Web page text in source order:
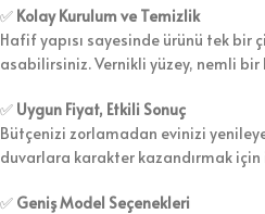
✅ Kolay Kurulum ve Temizlik
Hafif yapısı sayesinde ürünü tek bir
asabilirsiniz. Vernikli yüzey, nemli
✅ Uygun Fiyat, Etkili Sonuç
Bütçenizi zorlamadan evinizi
duvarlara karakter kazandırmak
✅ Geniş Model Seçenekleri